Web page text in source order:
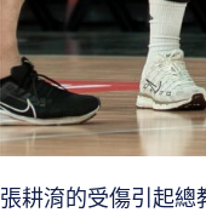
張耕淯的受傷引起總